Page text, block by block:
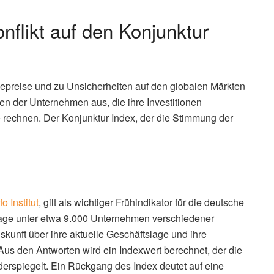
auf den Konjunktur
und zu Unsicherheiten auf den globalen Märkten
der Unternehmen aus, die ihre Investitionen
Der Konjunktur Index, der die Stimmung der
Institut, gilt als wichtiger Frühindikator für die deutsche
unter etwa 9.000 Unternehmen verschiedener
über ihre aktuelle Geschäftslage und ihre
den Antworten wird ein Indexwert berechnet, der die
Ein Rückgang des Index deutet auf eine